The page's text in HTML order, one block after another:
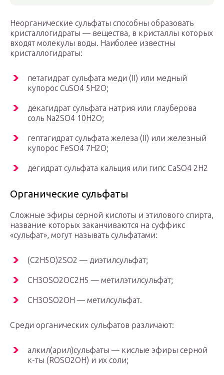
Неорганические сульфаты способны образовать
кристаллогидраты — вещества, в кристаллы которых
входят молекулы воды. Наиболее известны
кристаллогидраты:
петагидрат сульфата меди (II) или медный
купорос CuSO4 5H2O;
декагидрат сульфата натрия или глауберова
соль Na2SO4 10H2O;
гептагидрат сульфата железа (II) или железный
купорос FeSO4 7H2O;
дегидрат сульфата кальция или гипс CaSO4 2H2
Органические сульфаты
Сложные эфиры серной кислоты и этилового спирта,
название которых заканчиваются на суффикс
«сульфат», могут называть сульфатами:
(С2Н5О)2SO2 — диэтилсульфат;
CH3OSO2OC2H5 — метилэтилсульфат;
CH3OSO2OH — метилсульфат.
Среди органических сульфатов различают:
алкил(арил)сульфаты — кислые эфиры серной
к-ты (ROSO2OH) и их соли;